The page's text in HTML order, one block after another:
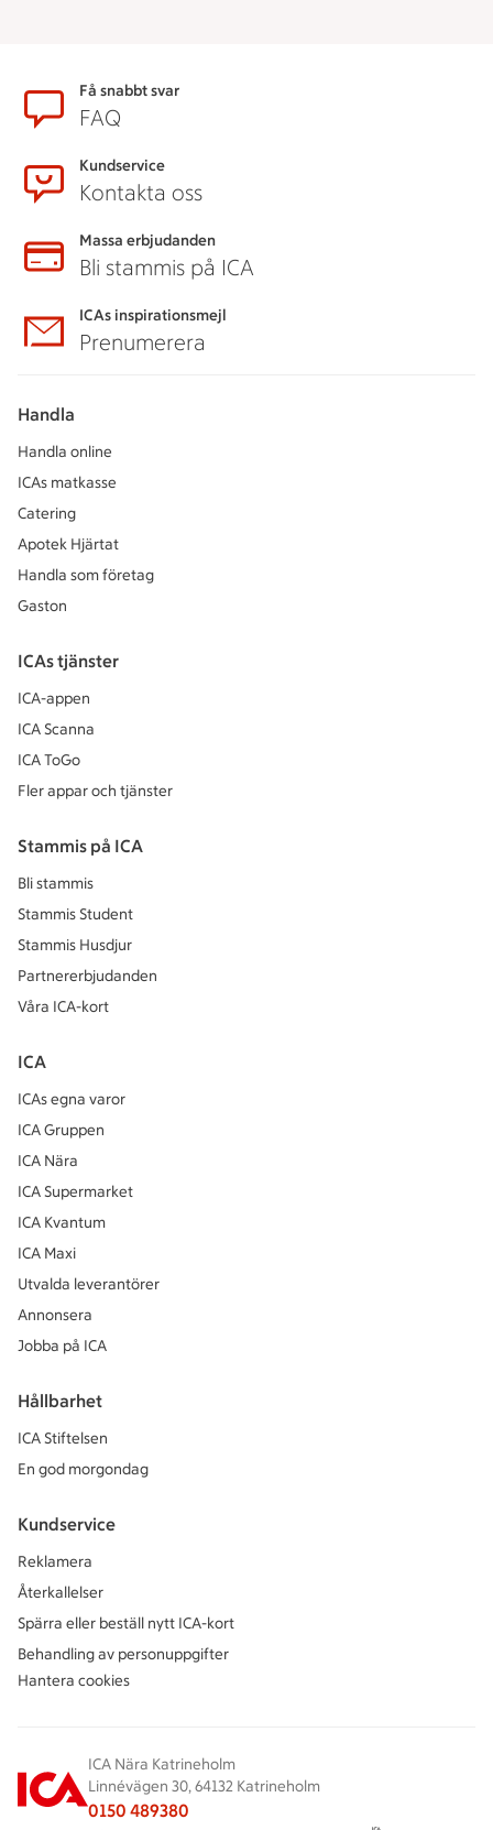
SidfotFå snabbt svar
FAQ
Kundservice
Kontakta oss
Massa erbjudanden
Bli stammis på ICA
ICAs inspirationsmejl
Prenumerera
Handla
Handla online
ICAs matkasse
Catering
Apotek Hjärtat
Handla som företag
Gaston
ICAs tjänster
ICA-appen
ICA Scanna
ICA ToGo
Fler appar och tjänster
Stammis på ICA
Bli stammis
Stammis Student
Stammis Husdjur
Partnererbjudanden
Våra ICA-kort
ICA
ICAs egna varor
ICA Gruppen
ICA Nära
ICA Supermarket
ICA Kvantum
ICA Maxi
Utvalda leverantörer
Annonsera
Jobba på ICA
Hållbarhet
ICA Stiftelsen
En god morgondag
Kundservice
Reklamera
Återkallelser
Spärra eller beställ nytt ICA-kort
Behandling av personuppgifter
Hantera cookies
ICA Nära Katrineholm
Linnévägen 30, 64132 Katrineholm
0150 489380